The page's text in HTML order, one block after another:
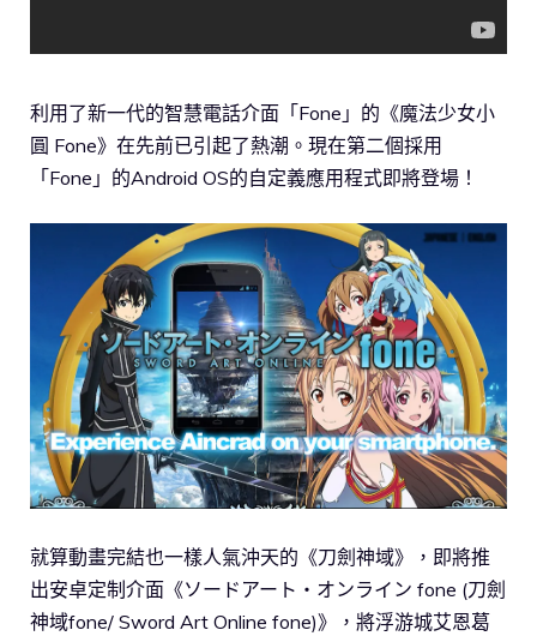
利用了新一代的智慧電話介面「Fone」的《魔法少女小
圓 Fone》在先前已引起了熱潮。現在第二個採用
「Fone」的Android OS的自定義應用程式即將登場！
就算動畫完結也一樣人氣沖天的《刀劍神域》，即將推
出安卓定制介面《ソードアート・オンライン fone (刀劍
神域fone/ Sword Art Online fone)》，將浮游城艾恩葛